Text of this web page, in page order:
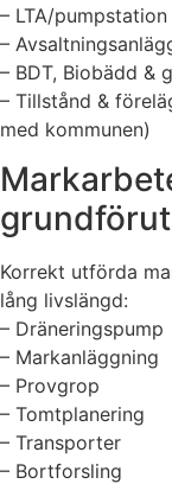
– LTA/pumpstation
–
– BDT, Biobädd &
– Tillstånd &
med kommunen)
Korrekt utförda
lång livslängd:
– Dräneringspump
– Markanläggning
– Provgrop
– Tomtplanering
– Transporter
– Bortforsling